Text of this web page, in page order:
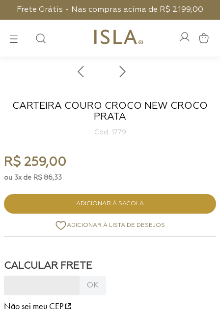
Frete Grátis - Nas compras acima de R$ 2.199,00
CARTEIRA COURO CROCO NEW CROCO
PRATA
: 1779
R$ 259,00
3 R$ 86,33
ADICIONAR À SACOLA
Não sei meu CEP